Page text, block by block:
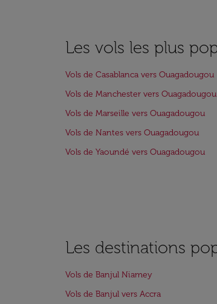
Les vols les plus
Vols de Casablanca vers Ouagadougou
Vols de Manchester vers Ouagadougou
Vols de Marseille vers Ouagadougou
Vols de Nantes vers Ouagadougou
Vols de Yaoundé vers Ouagadougou
Les destinations
Vols de Banjul Niamey
Vols de Banjul vers Accra